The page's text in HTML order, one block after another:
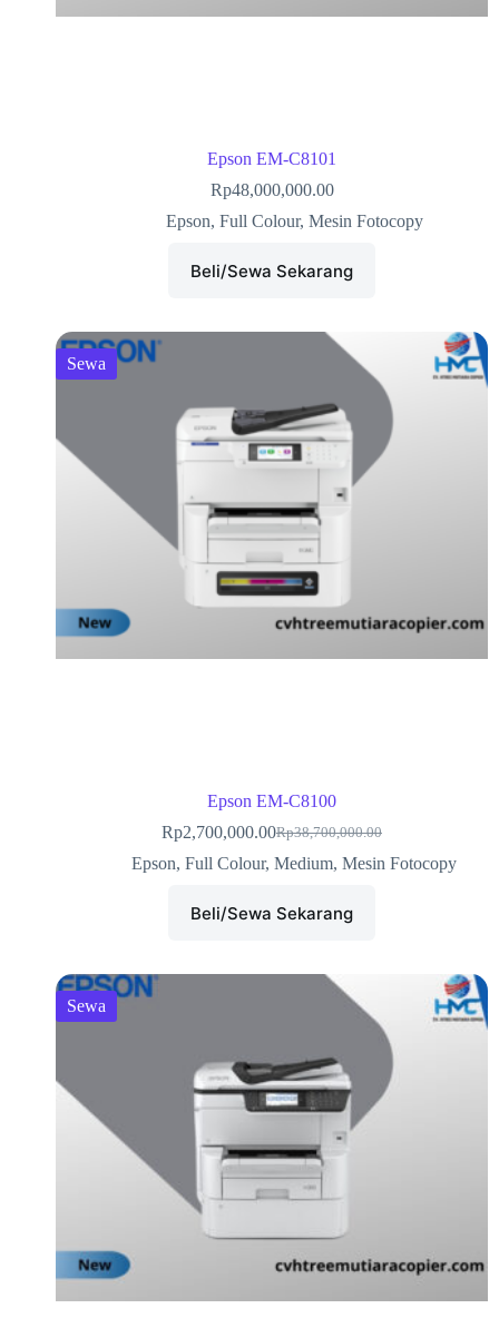
Epson EM-C8101
Rp48,000,000.00
Epson, Full Colour, Mesin Fotocopy
Beli/Sewa Sekarang
Sewa
Epson EM-C8100
Rp38,700,000.00
Rp2,700,000.00
Epson, Full Colour, Medium, Mesin Fotocopy
Beli/Sewa Sekarang
Sewa